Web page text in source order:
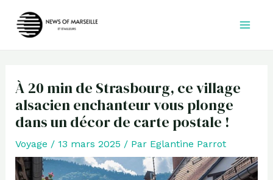
À 20 min de Strasbourg, ce village
alsacien enchanteur vous plonge
dans un décor de carte postale !
Voyage / 13 mars 2025 / Par Eglantine Parrot